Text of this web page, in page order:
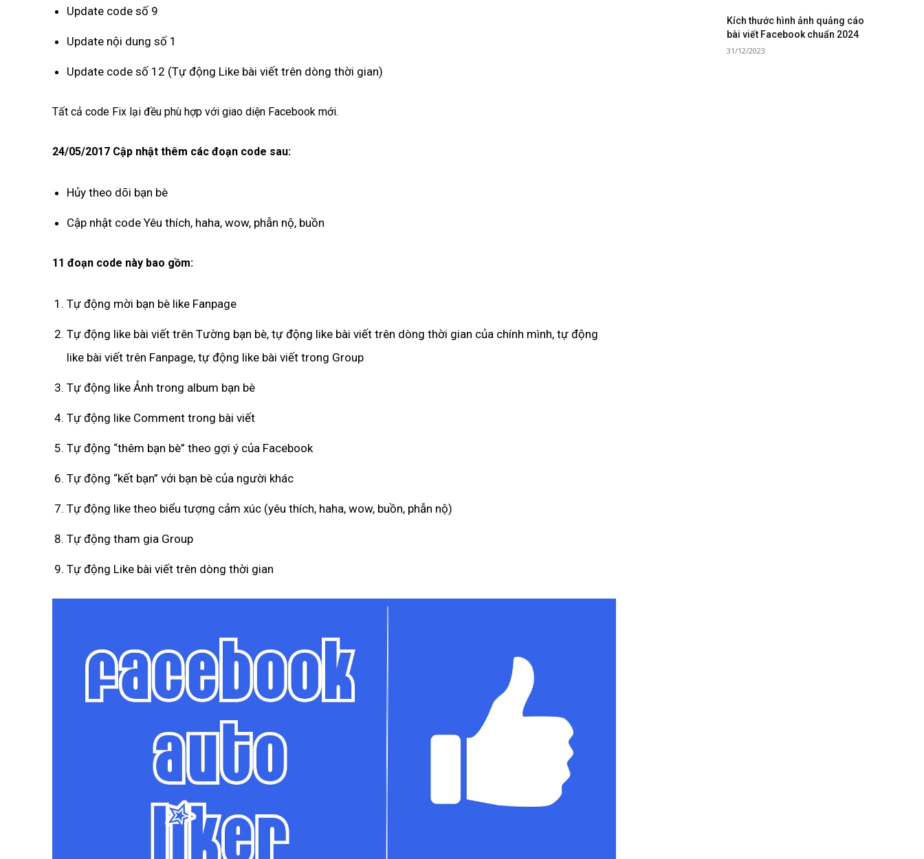
Update code số 9
Update nội dung số 1
Update code số 12 (Tự động Like bài viết trên dòng thời gian)
Tất cả code Fix lại đều phù hợp với giao diện Facebook mới.
24/05/2017 Cập nhật thêm các đoạn code sau:
Hủy theo dõi bạn bè
Cập nhật code Yêu thích, haha, wow, phẫn nộ, buồn
11 đoạn code này bao gồm:
Tự động mời bạn bè like Fanpage
Tự động like bài viết trên Tường bạn bè, tự động like bài viết trên dòng thời gian của chính mình, tự động
like bài viết trên Fanpage, tự động like bài viết trong Group
Tự động like Ảnh trong album bạn bè
Tự động like Comment trong bài viết
Tự động “thêm bạn bè” theo gợi ý của Facebook
Tự động “kết bạn” với bạn bè của người khác
Tự động like theo biểu tượng cảm xúc (yêu thích, haha, wow, buồn, phẫn nộ)
Tự động tham gia Group
Tự động Like bài viết trên dòng thời gian
Kích thước hình ảnh quảng cáo
bài viết Facebook chuẩn 2024
31/12/2023